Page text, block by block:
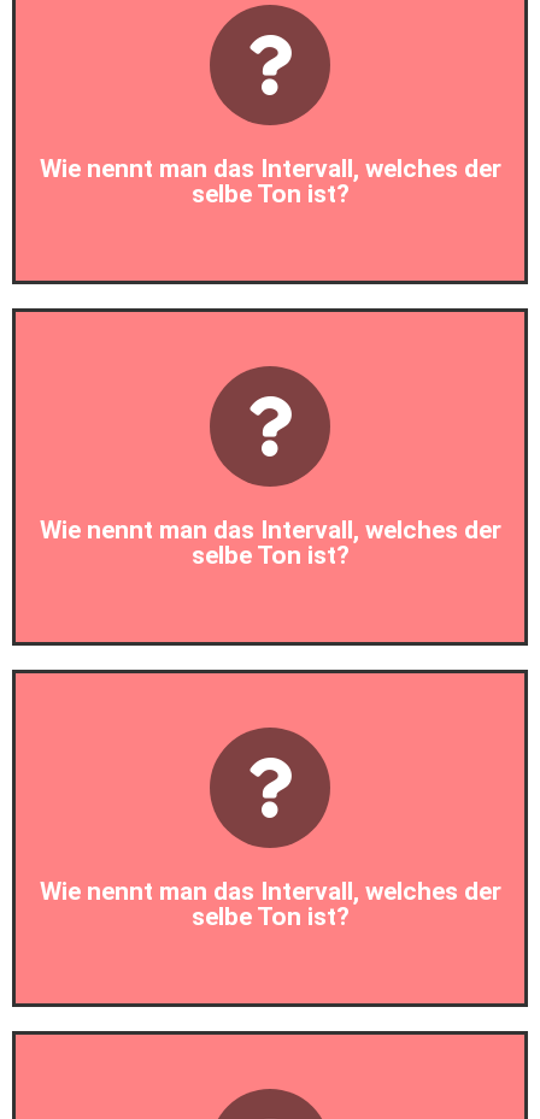
Wie nennt man das Intervall, welches der
selbe Ton ist?
Prim
Wie nennt man das Intervall, welches der
selbe Ton ist?
Prim
Wie nennt man das Intervall, welches der
selbe Ton ist?
Prim